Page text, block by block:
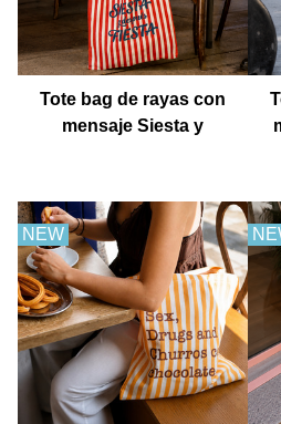
Tote bag de rayas con
mensaje Siesta y
NEW